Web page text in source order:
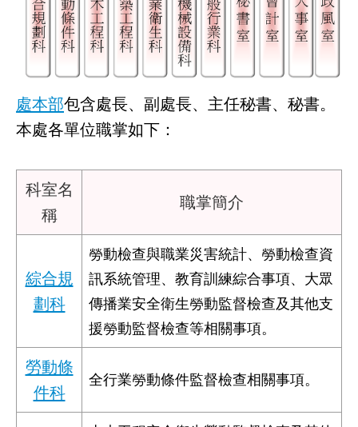
資
訊
服
務
資
關
連
結
影
音
專
區
處本部包含處長、副處長、主任秘書、秘書。
本處各單位職掌如下：
科室名
稱
職掌簡介
綜合規
劃科
勞動檢查與職業災害統計、勞動檢查資
訊系統管理、教育訓練綜合事項、大眾
傳播業安全衛生勞動監督檢查及其他支
援勞動監督檢查等相關事項。
勞動條
件科
全行業勞動條件監督檢查相關事項。